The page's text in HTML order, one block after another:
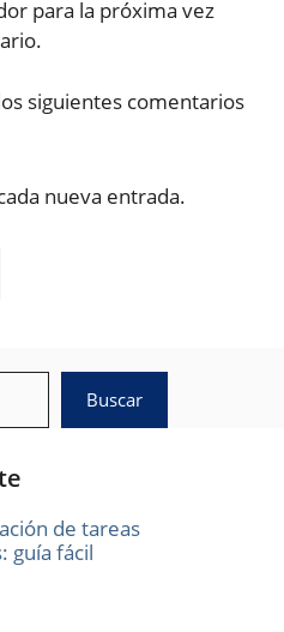
para la próxima vez
siguientes comentarios
nueva entrada.
Buscar
de tareas
guía fácil